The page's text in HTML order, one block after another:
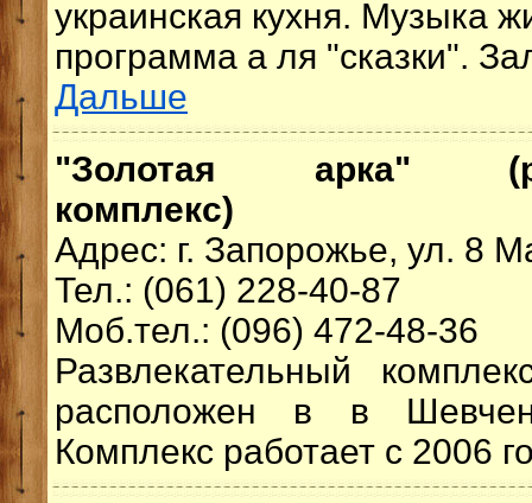
украинская кухня. Музыка
программа а ля "сказки".
Дальше
"Золотая арка"
комплекс)
Адрес: г. Запорожье, ул. 8
Тел.: (061) 228-40-87
Моб.тел.: (096) 472-48-36
Развлекательный
расположен в в
Комплекс работает с 2006